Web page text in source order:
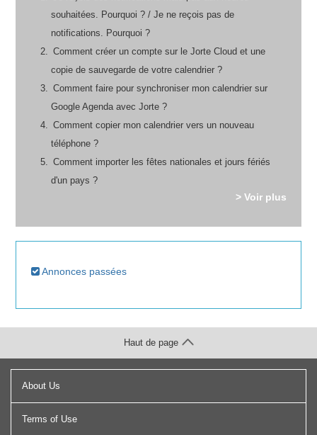
souhaitées. Pourquoi ? / Je ne reçois pas de
notifications. Pourquoi ?
Comment créer un compte sur le Jorte Cloud et une
copie de sauvegarde de votre calendrier ?
Comment faire pour synchroniser mon calendrier sur
Google Agenda avec Jorte ?
Comment copier mon calendrier vers un nouveau
téléphone ?
Comment importer les fêtes nationales et jours fériés
d'un pays ?
> Voir plus
Annonces passées
About Us
Terms of Use
Haut de page